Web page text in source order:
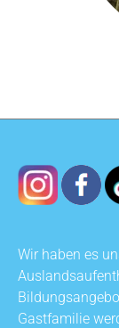
Wir haben es
Gastfamilie